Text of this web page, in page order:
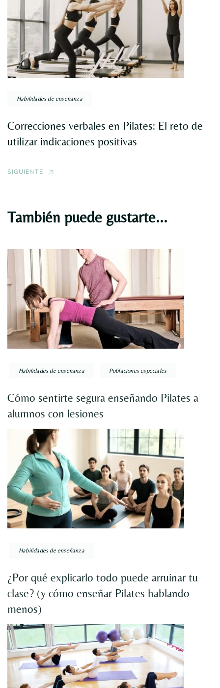
Habilidades de enseñanza
Correcciones verbales en Pilates: El reto de
utilizar indicaciones positivas
SIGUIENTE
También puede gustarte...
Habilidades de enseñanza Poblaciones especiales
Cómo sentirte segura enseñando Pilates a
alumnos con lesiones
Habilidades de enseñanza
¿Por qué explicarlo todo puede arruinar tu
clase? (y cómo enseñar Pilates hablando
menos)